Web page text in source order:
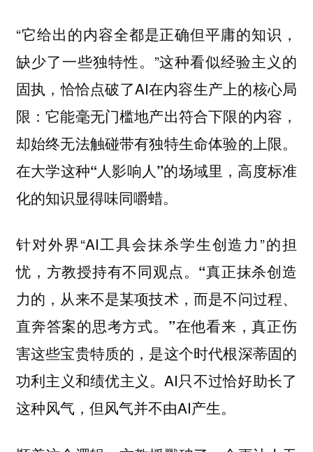
“它给出的内容全都是正确但平庸的知识，
缺少了一些独特性。”这种看似经验主义的
固执，恰恰点破了AI在内容生产上的核心局
限：它能毫无门槛地产出符合下限的内容，
却始终无法触碰带有独特生命体验的上限。
在大学这种“人影响人”的场域里，高度标准
化的知识显得味同嚼蜡。
针对外界“AI工具会抹杀学生创造力”的担
忧，方教授持有不同观点。 “真正抹杀创造
力的，从来不是某项技术，而是不问过程、
直奔答案的思考方式。”在他看来，真正伤
害这些宝贵特质的，是这个时代根深蒂固的
功利主义和绩优主义。AI只不过恰好助长了
这种风气，但风气并不由AI产生。